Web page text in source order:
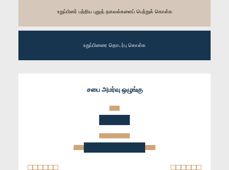
உறுப்பினர் பற்றிய புதுத் தகவல்களைப் பெற்றுக் கொள்க
உறுப்பினரை தொடர்பு கொள்க
சபை அமர்வு ஒழுங்கு